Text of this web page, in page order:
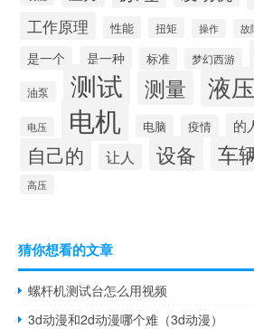
工作原理 性能 扭矩 操作 故
是一个 是一种 标准 梦幻西游
油泵 测试 测量 液压
电压 电机 电脑 疫情 的
自己的 让人 设备 车
高压
猜你想看的文章
螺杆机测试台怎么用视频
3d动漫和2d动漫哪个难（3d动漫）